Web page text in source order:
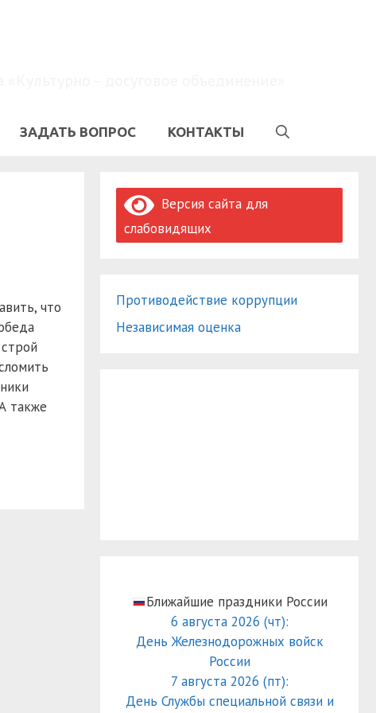
ЗАДАТЬ ВОПРОС КОНТАКТЫ
что
также
Версия сайта для
слабовидящих
Противодействие коррупции
Независимая оценка
Ближайшие праздники России
6 августа 2026 (чт):
День Железнодорожных войск
России
7 августа 2026 (пт):
День Службы специальной связи и